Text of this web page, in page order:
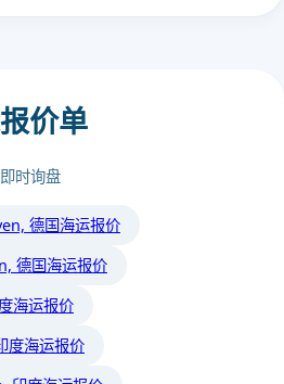
价单
时询盘
德国海运报价
德国海运报价
海运报价
度海运报价